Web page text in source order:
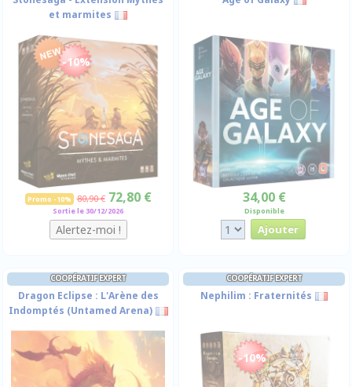
et marmites
-10%
Promo -10% 80,90 € 72,80 €
Sortie le 30/12/2026
34,00 €
Disponible
COOPÉRATIF EXPERT
Dragon Eclipse : L'Arène des
Indomptés (Untamed Arena)
COOPÉRATIF EXPERT
Nephilim : Fraternités
-10%